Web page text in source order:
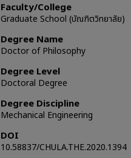
Faculty/College
Graduate School (บัณฑิตวิทยาลัย)
Degree Name
Doctor of Philosophy
Degree Level
Doctoral Degree
Degree Discipline
Mechanical Engineering
DOI
10.58837/CHULA.THE.2020.1394